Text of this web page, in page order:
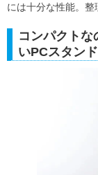
には十分な性能。整
コンパクト
いPCスタンド